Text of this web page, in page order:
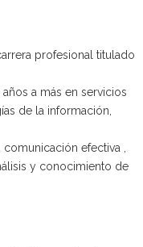
profesional titulado
a más en servicios
de la información,
efectiva ,
y conocimiento de